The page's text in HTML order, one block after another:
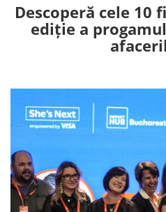
Descoperă cele 10
ediție a